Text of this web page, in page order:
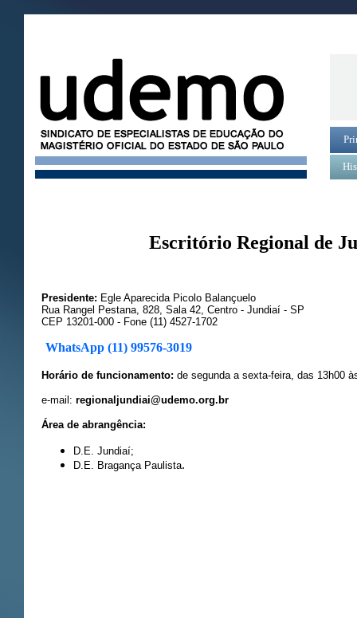
Escritório Regional de
Presidente: Egle Aparecida Picolo Balançuelo
Rua Rangel Pestana, 828, Sala 42, Centro - Jundiaí - SP
CEP 13201-000 - Fone (11) 4527-1702
WhatsApp (11) 99576-3019
Horário de funcionamento: de segunda a sexta-feira, das 13h00
e-mail: regionaljundiai@udemo.org.br
Área de abrangência:
D.E. Jundiaí;
D.E. Bragança Paulista.